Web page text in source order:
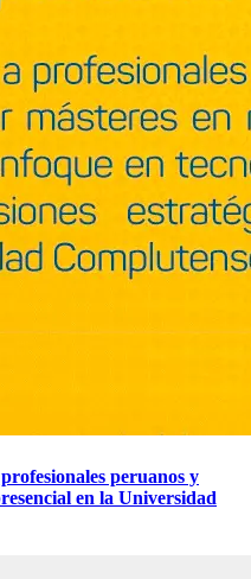
peruanos y
en la Universidad